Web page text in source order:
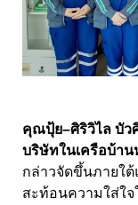
คุณปุ้ย–ศิริวิไล บัว
บริษัทในเครือบ้า
กล่าวจัดขึ้นภายใต้
สะท้อนความใส่ใ